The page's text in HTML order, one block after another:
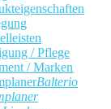
/ Pflege
/ Marken
Balterio